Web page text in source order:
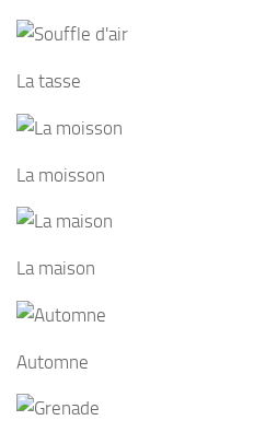
La tasse
La moisson
La maison
Automne